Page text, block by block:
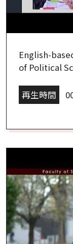
English-
of Political
再生時間